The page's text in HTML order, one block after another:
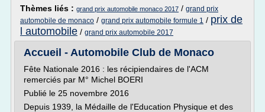
Thèmes liés : grand prix automobile monaco 2017 / grand prix
automobile de monaco / grand prix automobile formule 1 / prix de
l automobile / grand prix automobile 2017
Accueil - Automobile Club de Monaco
Fête Nationale 2016 : les récipiendaires de l'ACM
remerciés par M° Michel BOERI
Publié le 25 novembre 2016
Depuis 1939, la Médaille de l'Education Physique et des